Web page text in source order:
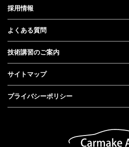
採用情報
よくある質問
技術講習のご案内
サイトマップ
プライバシーポリシー